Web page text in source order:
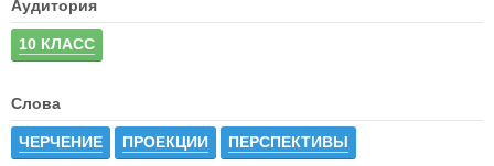
Аудитория
10 КЛАСС
Слова
ЧЕРЧЕНИЕ ПРОЕКЦИИ ПЕРСПЕКТИВЫ